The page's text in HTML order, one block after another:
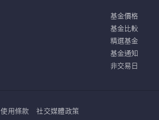
基金價格
基金比較
精選基金
基金通知
非交易日
使用條款
社交媒體政策